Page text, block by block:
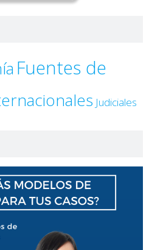
Fuentes de
Judiciales